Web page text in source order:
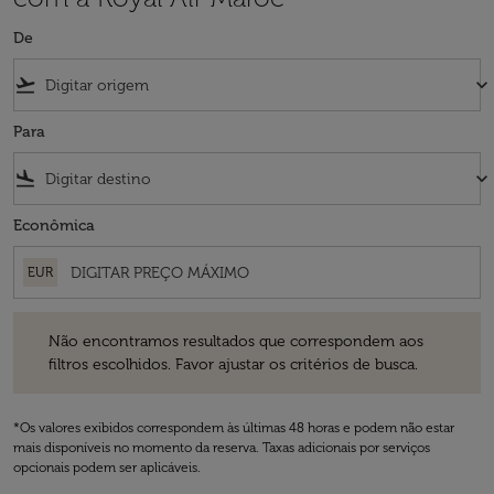
De
flight_takeoff keyboard_arrow_down
Para
flight_land keyboard_arrow_down
Econômica
EUR
Não encontramos resultados que correspondem aos
filtros escolhidos. Favor ajustar os critérios de busca.
*Os valores exibidos correspondem às últimas 48 horas e podem não estar
mais disponíveis no momento da reserva. Taxas adicionais por serviços
opcionais podem ser aplicáveis.